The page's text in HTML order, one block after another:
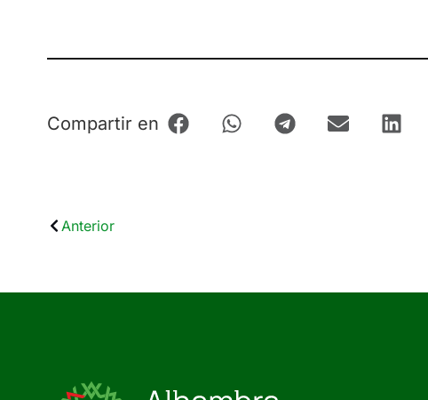
Compartir en
Anterior